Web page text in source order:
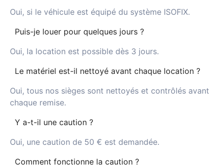
Oui, si le véhicule est équipé du système ISOFIX.
Puis-je louer pour quelques jours ?
Oui, la location est possible dès 3 jours.
Le matériel est-il nettoyé avant chaque location ?
Oui, tous nos sièges sont nettoyés et contrôlés avant
chaque remise.
Y a-t-il une caution ?
Oui, une caution de 50 € est demandée.
Comment fonctionne la caution ?